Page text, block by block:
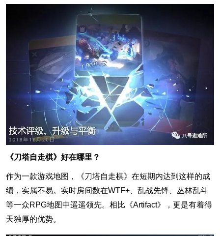
《刀塔自走棋》好在哪里？
作为一款游戏地图，《刀塔自走棋》在短期内达到这样的成
绩，实属不易。实时房间数在WTF+、乱战先锋、丛林乱斗
等一众RPG地图中遥遥领先。相比《Artifact》，更是有着得
天独厚的优势。